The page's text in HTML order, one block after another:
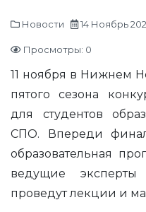
Новости 14 Ноябрь
Просмотры: 0
11 ноября в Нижнем
пятого сезона
для студентов
СПО. Впереди
образовательная
ведущие
проведут лекции и